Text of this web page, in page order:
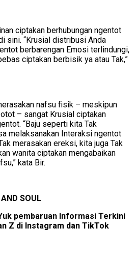
ciptakan berhubungan ngentot
sini. “Krusial distribusi Anda
berbarengan Emosi terlindungi,
ciptakan berbisik ya atau Tak,”
nafsu fisik – meskipun
– sangat Krusial ciptakan
“Baju seperti kita Tak
melaksanakan Interaksi ngentot
merasakan ereksi, kita juga Tak
wanita ciptakan mengabaikan
kata Bir.
SOUL
pembaruan Informasi Terkini
Z di Instagram dan TikTok